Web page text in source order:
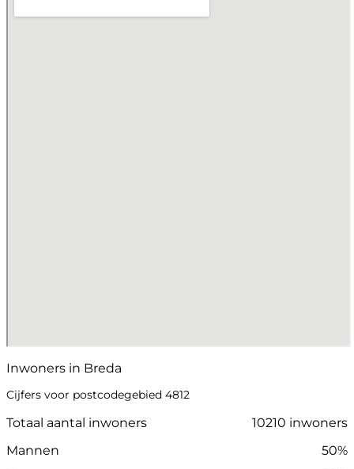
Inwoners in Breda
Cijfers voor postcodegebied 4812
Totaal aantal inwoners
10210 inwoners
Mannen
50%